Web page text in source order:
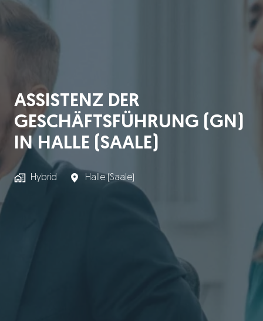
ASSISTENZ DER
GESCHÄFTSFÜHRUNG (GN)
IN HALLE (SAALE)
Hybrid Halle (Saale)